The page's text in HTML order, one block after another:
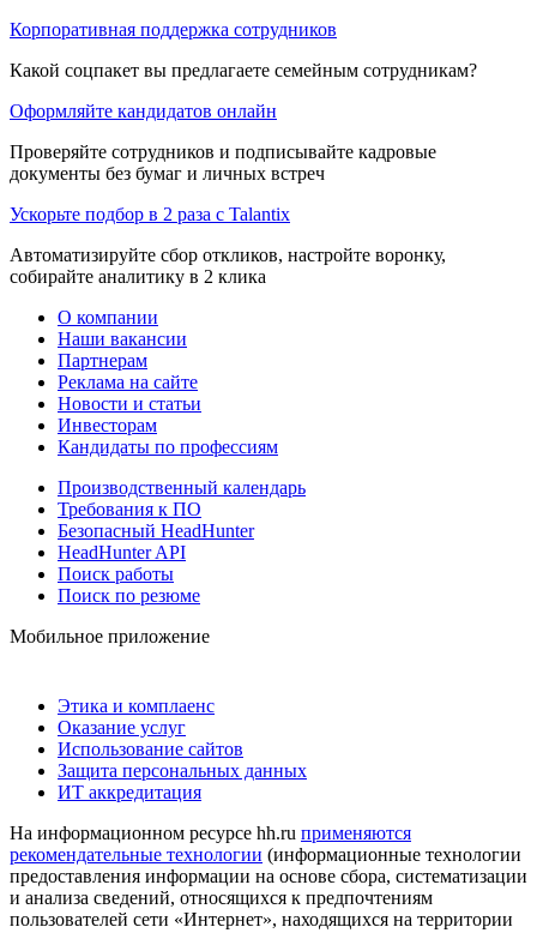
Корпоративная поддержка сотрудников
Какой соцпакет вы предлагаете семейным сотрудникам?
Оформляйте кандидатов онлайн
Проверяйте сотрудников и подписывайте кадровые
документы без бумаг и личных встреч
Ускорьте подбор в 2 раза с Talantix
Автоматизируйте сбор откликов, настройте воронку,
собирайте аналитику в 2 клика
О компании
Наши вакансии
Партнерам
Реклама на сайте
Новости и статьи
Инвесторам
Кандидаты по профессиям
Производственный календарь
Требования к ПО
Безопасный HeadHunter
HeadHunter API
Поиск работы
Поиск по резюме
Мобильное приложение
Этика и комплаенс
Оказание услуг
Использование сайтов
Защита персональных данных
ИТ аккредитация
На информационном ресурсе hh.ru применяются
рекомендательные технологии (информационные технологии
предоставления информации на основе сбора, систематизации
и анализа сведений, относящихся к предпочтениям
пользователей сети «Интернет», находящихся на территории